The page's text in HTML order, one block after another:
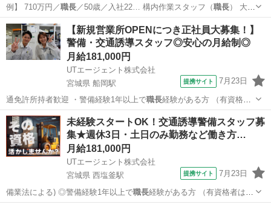
例】 710万円／職長／50歳／入社22… 構内作業スタッフ（職長） 大学
ではインテ…
大阪 堺市 工場
【新規営業所OPENにつき正社員大募集！】
警備・交通誘導スタッフ◎安心の月給制◎
月給181,000円
UTエージェント株式会社
宮城県 船岡駅
提携サイト 7月23日
通免許所持者歓迎 ・警備経験1年以上で職長経験がある方 （有資格者
は交通誘導警備…
宮城 柴田郡 船岡駅 その他
未経験スタートOK！交通誘導警備スタッフ募
集★週休3日・土日のみ勤務など働き方…
月給181,000円
UTエージェント株式会社
宮城県 西塩釜駅
提携サイト 7月23日
備業法による) ◎警備経験1年以上で職長経験がある方 （有資格者は交
通誘導警備…